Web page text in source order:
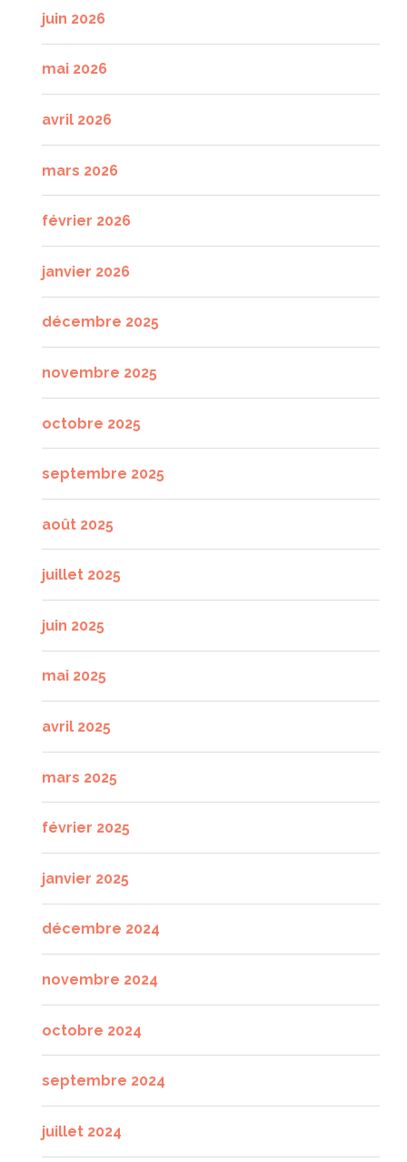
juin 2026
mai 2026
avril 2026
mars 2026
février 2026
janvier 2026
décembre 2025
novembre 2025
octobre 2025
septembre 2025
août 2025
juillet 2025
juin 2025
mai 2025
avril 2025
mars 2025
février 2025
janvier 2025
décembre 2024
novembre 2024
octobre 2024
septembre 2024
juillet 2024